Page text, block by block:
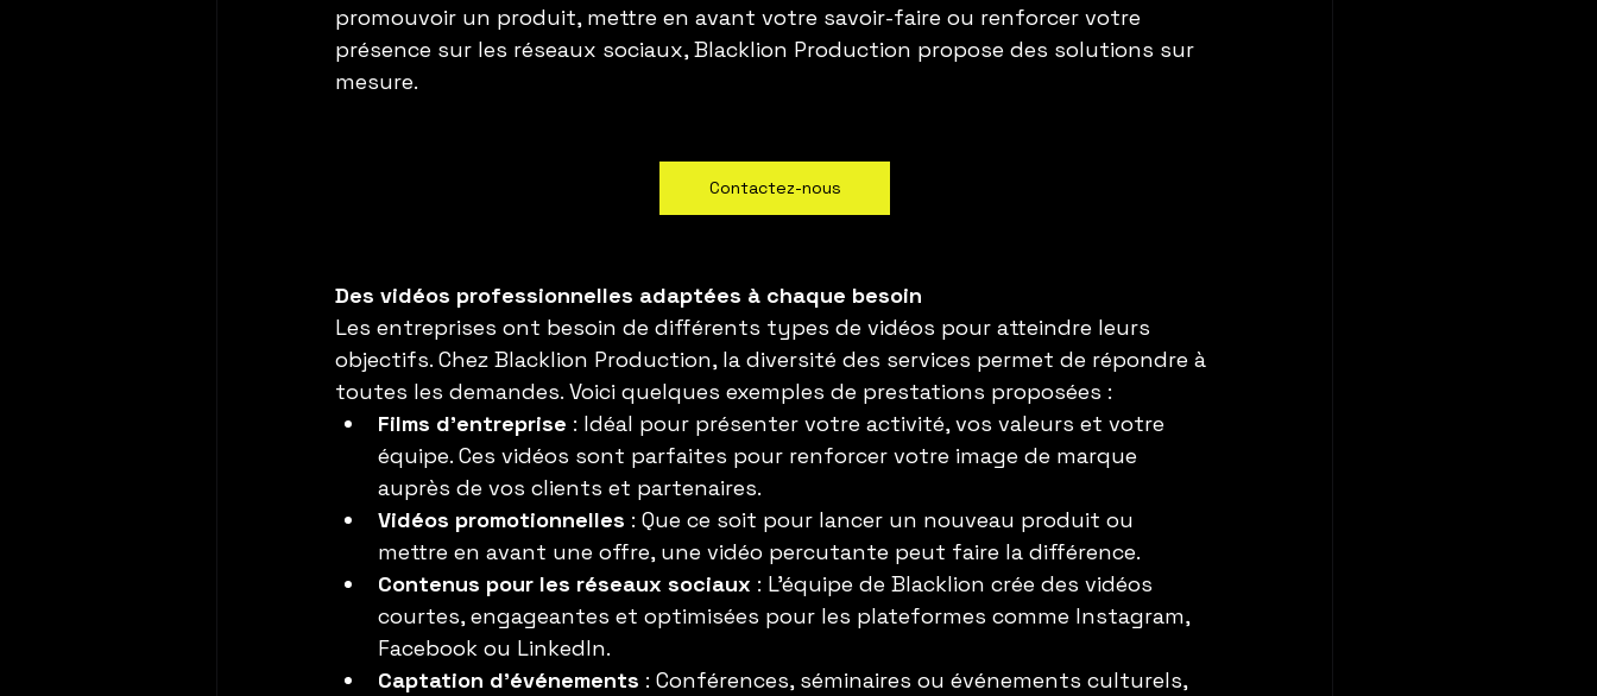
promouvoir un produit, mettre en avant votre savoir-faire ou renforcer votre
présence sur les réseaux sociaux, Blacklion Production propose des solutions sur
mesure.
Contactez-nous
Des vidéos professionnelles adaptées à chaque besoin
Les entreprises ont besoin de différents types de vidéos pour atteindre leurs
objectifs. Chez Blacklion Production, la diversité des services permet de répondre à
toutes les demandes. Voici quelques exemples de prestations proposées :
Films d’entreprise : Idéal pour présenter votre activité, vos valeurs et votre
équipe. Ces vidéos sont parfaites pour renforcer votre image de marque
auprès de vos clients et partenaires.
Vidéos promotionnelles : Que ce soit pour lancer un nouveau produit ou
mettre en avant une offre, une vidéo percutante peut faire la différence.
Contenus pour les réseaux sociaux : L’équipe de Blacklion crée des vidéos
courtes, engageantes et optimisées pour les plateformes comme Instagram,
Facebook ou LinkedIn.
Captation d’événements : Conférences, séminaires ou événements culturels,